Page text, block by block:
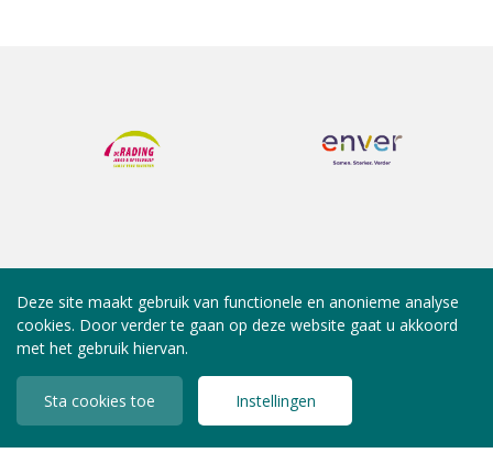
Deze site maakt gebruik van functionele en anonieme analyse
cookies. Door verder te gaan op deze website gaat u akkoord
met het gebruik hiervan.
Sta cookies toe Instellingen